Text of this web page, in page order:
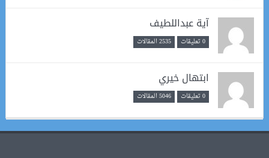
آية عبداللطيف
0 تعليقات 2535 المقالات
ابتهال خيري
0 تعليقات 5046 المقالات